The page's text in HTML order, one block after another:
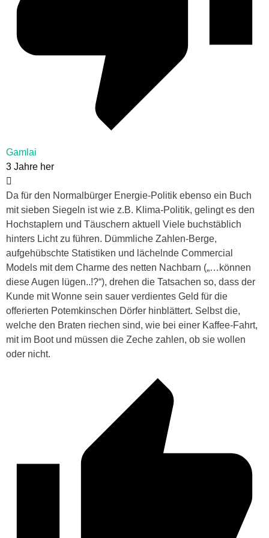
Gamlai
3 Jahre her
Da für den Normalbürger Energie-Politik ebenso ein Buch
mit sieben Siegeln ist wie z.B. Klima-Politik, gelingt es den
Hochstaplern und Täuschern aktuell Viele buchstäblich
hinters Licht zu führen. Dümmliche Zahlen-Berge,
aufgehübschte Statistiken und lächelnde Commercial
Models mit dem Charme des netten Nachbarn („…können
diese Augen lügen..!?“), drehen die Tatsachen so, dass der
Kunde mit Wonne sein sauer verdientes Geld für die
offerierten Potemkinschen Dörfer hinblättert. Selbst die,
welche den Braten riechen sind, wie bei einer Kaffee-Fahrt,
mit im Boot und müssen die Zeche zahlen, ob sie wollen
oder nicht.